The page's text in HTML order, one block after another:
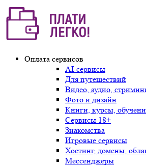
Оплата сервисов
AI-сервисы
Для путешествий
Видео, аудио,
Фото и дизайн
Книги, курсы,
Сервисы 18+
Знакомства
Игровые сервисы
Хостинг, домены,
Мессенджеры